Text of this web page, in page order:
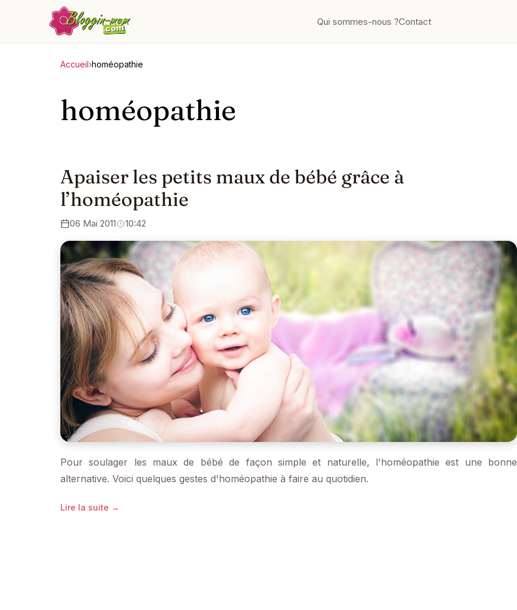
Qui sommes-nous ?Contact
Accueil›homéopathie
homéopathie
Apaiser les petits maux de bébé grâce à
l’homéopathie
06 Mai 2011 10:42
Pour soulager les maux de bébé de façon simple et naturelle, l'homéopathie est une bonne
alternative. Voici quelques gestes d'homéopathie à faire au quotidien.
Lire la suite →